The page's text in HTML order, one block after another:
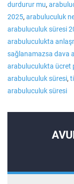
durdurur mu,
2025, arabuluculuk
arabuluculuk süresi
arabuluculukta
sağlanamazsa dava
arabuluculukta ücret
arabuluculuk süresi,
arabuluculuk süresi